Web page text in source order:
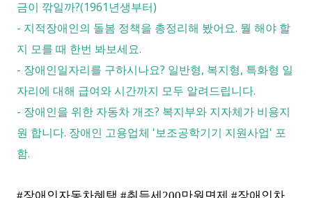
금이 깎일까?(1961년생부터)
- 지적장애인의 돌봄 정책을 총정리해 봤어요. 뭘 해야 할
지 모를 때 한번 봐보세요.
- 장애인일자리를 구하시나요? 일반형, 복지형, 특화형 일
자리에 대해 급여와 시간까지 모두 알려드립니다.
- 장애인을 위한 자동차 개조? 복지부와 지자체가 비용지
원 합니다. 장애인 고용업체 '보조공학기기 지원사업' 포
함.